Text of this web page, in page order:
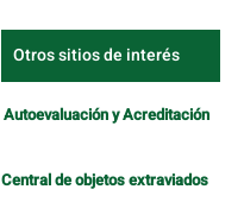
Otros sitios de interés
Autoevaluación y Acreditación
Central de objetos extraviados